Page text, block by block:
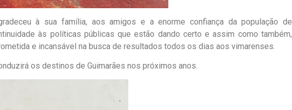
à sua família, aos amigos e a enorme confiança da população de
às políticas públicas que estão dando certo e assim como também,
e incansável na busca de resultados todos os dias aos vimarenses.
os destinos de Guimarães nos próximos anos.